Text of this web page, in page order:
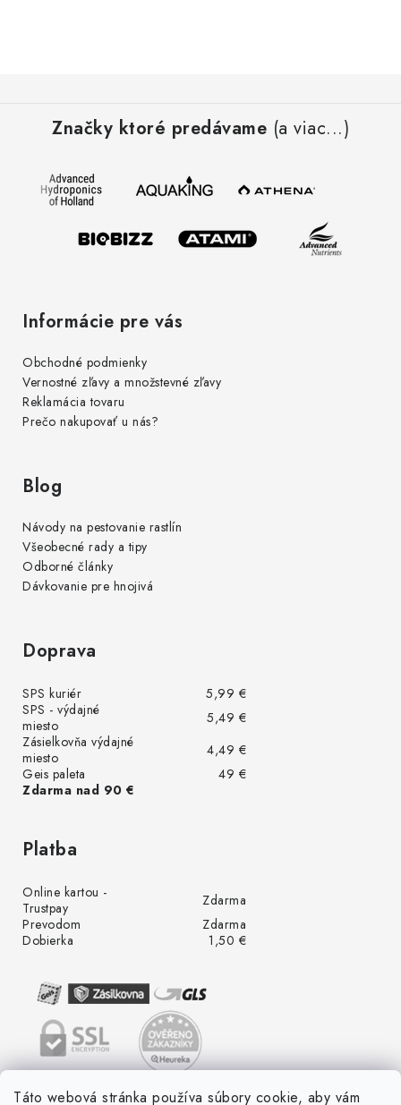
Táto webová stránka používa súbory cookie, aby vám
Značky ktoré predávame (a viac...)
Informácie pre vás
Obchodné podmienky
Vernostné zľavy a množstevné zľavy
Reklamácia tovaru
Prečo nakupovať u nás?
Blog
Návody na pestovanie rastlín
Všeobecné rady a tipy
Odborné články
Dávkovanie pre hnojivá
Doprava
SPS kuriér
5,99 €
SPS - výdajné
miesto
5,49 €
Zásielkovňa výdajné
miesto
4,49 €
Geis paleta
49 €
Zdarma nad 90 €
Platba
Online kartou -
Trustpay
Zdarma
Prevodom
Zdarma
Dobierka
1,50 €